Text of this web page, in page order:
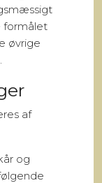
formålet
øvrige
af
og